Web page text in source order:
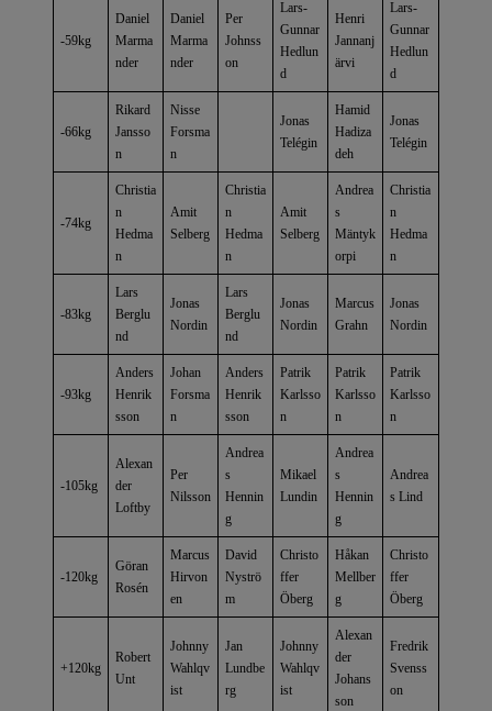
-59kg
Daniel
Marma
nder
Daniel
Marma
nder
Per
Johnss
on
Lars-
Gunnar
Hedlun
d
Henri
Jannanj
ärvi
Lars-
Gunnar
Hedlun
d
-66kg
Rikard
Jansso
n
Nisse
Forsma
n
Jonas
Telégin
Hamid
Hadiza
deh
Jonas
Telégin
-74kg
Christia
n
Hedma
n
Amit
Selberg
Christia
n
Hedma
n
Amit
Selberg
Andrea
s
Mäntyk
orpi
Christia
n
Hedma
n
-83kg
Lars
Berglu
nd
Jonas
Nordin
Lars
Berglu
nd
Jonas
Nordin
Marcus
Grahn
Jonas
Nordin
-93kg
Anders
Henrik
sson
Johan
Forsma
n
Anders
Henrik
sson
Patrik
Karlsso
n
Patrik
Karlsso
n
Patrik
Karlsso
n
-105kg
Alexan
der
Loftby
Per
Nilsson
Andrea
s
Hennin
g
Mikael
Lundin
Andrea
s
Hennin
g
Andrea
s Lind
-120kg
Göran
Rosén
Marcus
Hirvon
en
David
Nyströ
m
Christo
ffer
Öberg
Håkan
Mellber
g
Christo
ffer
Öberg
+120kg
Robert
Unt
Johnny
Wahlqv
ist
Jan
Lundbe
rg
Johnny
Wahlqv
ist
Alexan
der
Johans
son
Fredrik
Svenss
on